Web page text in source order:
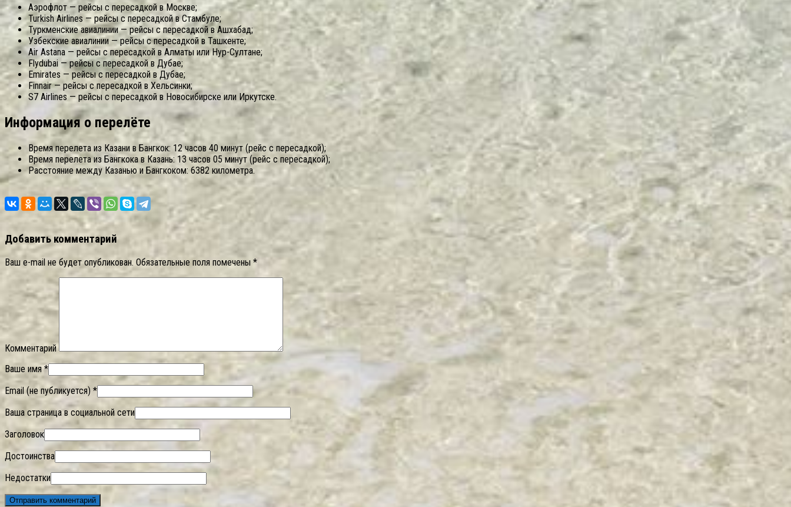
Аэрофлот — рейсы с пересадкой в Москве;
Turkish Airlines — рейсы с пересадкой в Стамбуле;
Туркменские авиалинии — рейсы с пересадкой в Ашхабад;
Узбекские авиалинии — рейсы с пересадкой в Ташкенте;
Air Astana — рейсы с пересадкой в Алматы или Нур-Султане;
Flydubai — рейсы с пересадкой в Дубае;
Emirates — рейсы с пересадкой в Дубае;
Finnair — рейсы с пересадкой в Хельсинки;
S7 Airlines — рейсы с пересадкой в Новосибирске или Иркутске.
Информация о перелёте
Время перелета из Казани в Бангкок: 12 часов 40 минут (рейс с пересадкой);
Время перелета из Бангкока в Казань: 13 часов 05 минут (рейс с пересадкой);
Расстояние между Казанью и Бангкоком: 6382 километра.
Добавить комментарий
Ваш e-mail не будет опубликован. Обязательные поля помечены *
Комментарий
Ваше имя *
Email (не публикуется) *
Ваша страница в социальной сети
Заголовок
Достоинства
Недостатки